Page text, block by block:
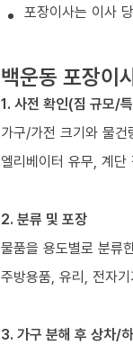
포장이사는 이사
백운동 포장이
1. 사전 확인(짐 규모/
가구/가전 크기와 물
엘리베이터 유무, 계
2. 분류 및 포장
물품을 용도별로 분류
주방용품, 유리, 전자
3. 가구 분해 후 상차/